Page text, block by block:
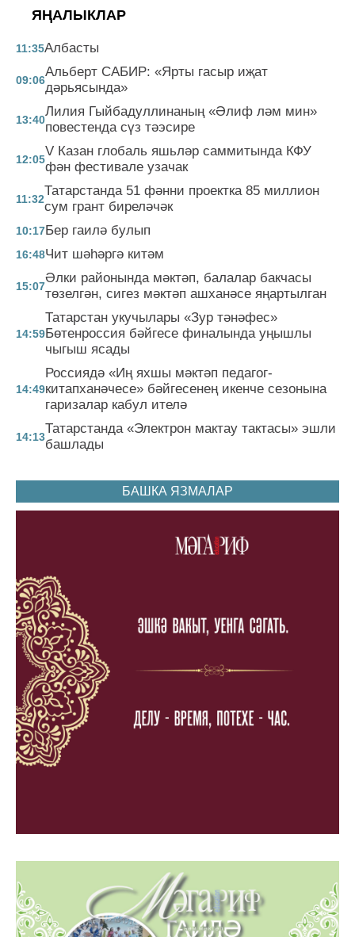
ЯҢАЛЫКЛАР
11:35Албасты
09:06
Альберт САБИР: «Ярты гасыр иҗат
дәрьясында»
13:40
Лилия Гыйбадуллинаның «Әлиф ләм мин»
повестенда сүз тәэсире
12:05
V Казан глобаль яшьләр саммитында КФУ
фән фестивале узачак
11:32
Татарстанда 51 фәнни проектка 85 миллион
сум грант биреләчәк
10:17Бер гаилә булып
16:48Чит шәһәргә китәм
15:07
Әлки районында мәктәп, балалар бакчасы
төзелгән, сигез мәктәп ашханәсе яңартылган
14:59
Татарстан укучылары «Зур тәнәфес»
Бөтенроссия бәйгесе финалында уңышлы
чыгыш ясады
14:49
Россиядә «Иң яхшы мәктәп педагог-
китапханәчесе» бәйгесенең икенче сезонына
гаризалар кабул ителә
14:13
Татарстанда «Электрон мактау тактасы» эшли
башлады
БАШКА ЯЗМАЛАР